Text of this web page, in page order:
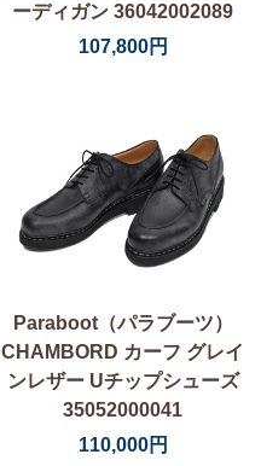
ーディガン 36042002089
107,800円
Paraboot（パラブーツ）
CHAMBORD カーフ グレイ
ンレザー Uチップシューズ
35052000041
110,000円